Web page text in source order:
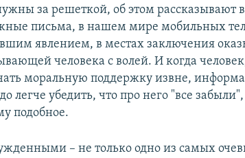
за решеткой, об этом рассказывают
письма, в нашем мире мобильных
явлением, в местах заключения
человека с волей. И когда
моральную поддержку извне,
легче убедить, что про него "все
подобное.
– не только одно из самых